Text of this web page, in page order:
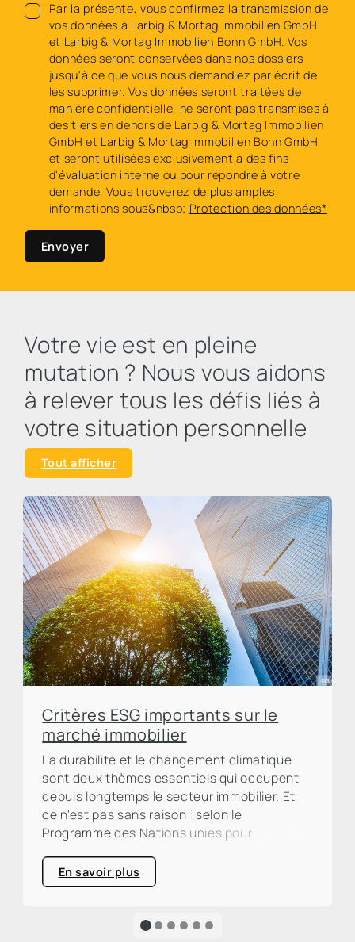
Par la présente, vous confirmez la transmission de
vos données à Larbig & Mortag Immobilien GmbH
et Larbig & Mortag Immobilien Bonn GmbH. Vos
données seront conservées dans nos dossiers
jusqu'à ce que vous nous demandiez par écrit de
les supprimer. Vos données seront traitées de
manière confidentielle, ne seront pas transmises à
des tiers en dehors de Larbig & Mortag Immobilien
GmbH et Larbig & Mortag Immobilien Bonn GmbH
et seront utilisées exclusivement à des fins
d'évaluation interne ou pour répondre à votre
demande. Vous trouverez de plus amples
informations sous&nbsp; Protection des données*
Envoyer
Votre vie est en pleine
mutation ? Nous vous aidons
à relever tous les défis liés à
votre situation personnelle
Tout afficher
Critères ESG importants sur le
marché immobilier
La durabilité et le changement climatique
sont deux thèmes essentiels qui occupent
depuis longtemps le secteur immobilier. Et
ce n'est pas sans raison : selon le
Programme des Nations unies pour
construction et de l'immobilier est
responsable d'environ un tiers des émissions
appelle à l'action et souligne clairement
En savoir plus